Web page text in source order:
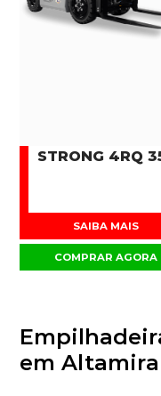
STRONG 4RQ
SAIBA MAIS
COMPRAR AGORA
em